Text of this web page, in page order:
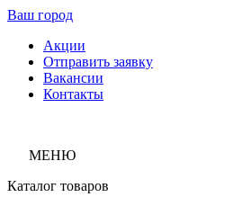
Ваш город
Акции
Отправить заявку
Вакансии
Контакты
МЕНЮ
Каталог товаров